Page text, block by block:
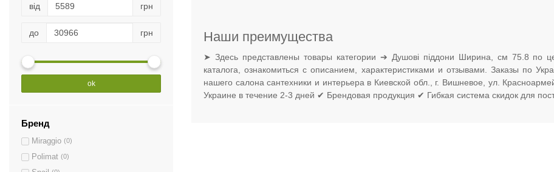
від грн
до грн
ok
Бренд
Miraggio (0)
Polimat (0)
Наши преимущества
➤ Здесь представлены товары категории ➔ Душові піддони Ширина, см 75.8 по
каталога, ознакомиться с описанием, характеристиками и отзывами. Заказы по
нашего салона сантехники и интерьера в Киевской обл., г. Вишневое, ул.
Украине в течение 2-3 дней ✔ Брендовая продукция ✔ Гибкая система скидок для